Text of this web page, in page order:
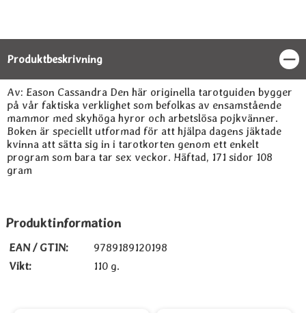
Produktbeskrivning
Produktbeskrivning
Av: Eason Cassandra Den här originella tarotguiden bygger
på vår faktiska verklighet som befolkas av ensamstående
mammor med skyhöga hyror och arbetslösa pojkvänner.
Boken är speciellt utformad för att hjälpa dagens jäktade
kvinna att sätta sig in i tarotkorten genom ett enkelt
program som bara tar sex veckor. Häftad, 171 sidor 108
gram
Produktinformation
EAN / GTIN:
9789189120198
Vikt:
110 g.